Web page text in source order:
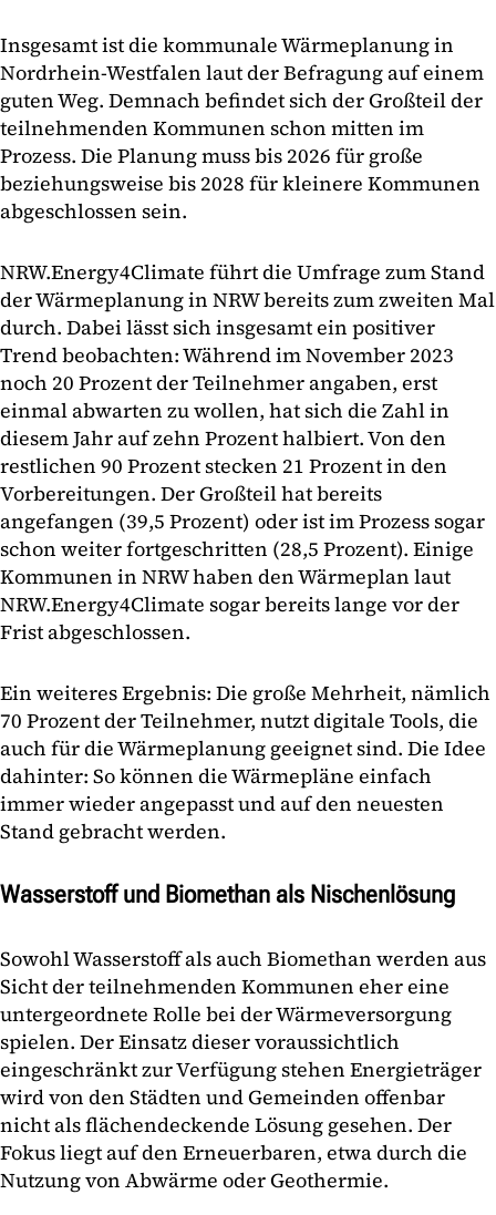
Insgesamt ist die kommunale Wärmeplanung in
Nordrhein-Westfalen laut der Befragung auf einem
guten Weg. Demnach befindet sich der Großteil der
teilnehmenden Kommunen schon mitten im
Prozess. Die Planung muss bis 2026 für große
beziehungsweise bis 2028 für kleinere Kommunen
abgeschlossen sein.
NRW.Energy4Climate führt die Umfrage zum Stand
der Wärmeplanung in NRW bereits zum zweiten Mal
durch. Dabei lässt sich insgesamt ein positiver
Trend beobachten: Während im November 2023
noch 20 Prozent der Teilnehmer angaben, erst
einmal abwarten zu wollen, hat sich die Zahl in
diesem Jahr auf zehn Prozent halbiert. Von den
restlichen 90 Prozent stecken 21 Prozent in den
Vorbereitungen. Der Großteil hat bereits
angefangen (39,5 Prozent) oder ist im Prozess sogar
schon weiter fortgeschritten (28,5 Prozent). Einige
Kommunen in NRW haben den Wärmeplan laut
NRW.Energy4Climate sogar bereits lange vor der
Frist abgeschlossen.
Ein weiteres Ergebnis: Die große Mehrheit, nämlich
70 Prozent der Teilnehmer, nutzt digitale Tools, die
auch für die Wärmeplanung geeignet sind. Die Idee
dahinter: So können die Wärmepläne einfach
immer wieder angepasst und auf den neuesten
Stand gebracht werden.
Wasserstoff und Biomethan als Nischenlösung
Sowohl Wasserstoff als auch Biomethan werden aus
Sicht der teilnehmenden Kommunen eher eine
untergeordnete Rolle bei der Wärmeversorgung
spielen. Der Einsatz dieser voraussichtlich
eingeschränkt zur Verfügung stehen Energieträger
wird von den Städten und Gemeinden offenbar
nicht als flächendeckende Lösung gesehen. Der
Fokus liegt auf den Erneuerbaren, etwa durch die
Nutzung von Abwärme oder Geothermie.